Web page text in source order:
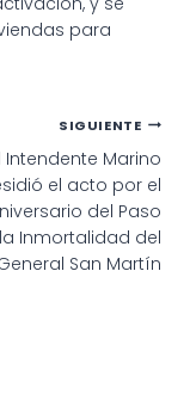
para
SIGUIENTE
Intendente Marino
el acto por el
del Paso
Inmortalidad del
San Martín